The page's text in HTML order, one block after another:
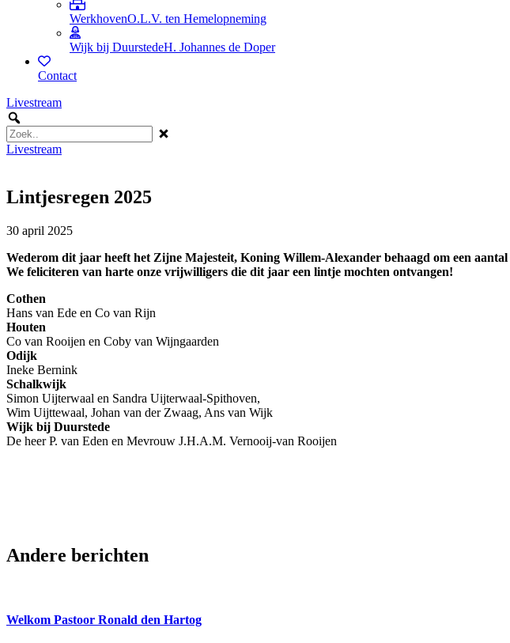
WerkhovenO.L.V. ten Hemelopneming
Wijk bij DuurstedeH. Johannes de Doper
Contact
Livestream
Livestream
Lintjesregen 2025
30 april 2025
Wederom dit jaar heeft het Zijne Majesteit, Koning Willem-Alexander behaagd om een
We feliciteren van harte onze vrijwilligers die dit jaar een lintje mochten ontvangen!
Cothen
Hans van Ede en Co van Rijn
Houten
Co van Rooijen en Coby van Wijngaarden
Odijk
Ineke Bernink
Schalkwijk
Simon Uijterwaal en Sandra Uijterwaal-Spithoven,
Wim Uijttewaal, Johan van der Zwaag, Ans van Wijk
Wijk bij Duurstede
De heer P. van Eden en Mevrouw J.H.A.M. Vernooij-van Rooijen
Andere berichten
Welkom Pastoor Ronald den Hartog